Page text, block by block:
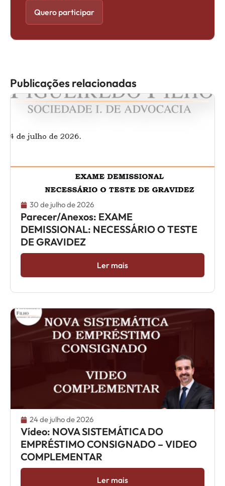
Quero participar
Publicações relacionadas
30 de julho de 2026
Parecer/Anexos: EXAME
DEMISSIONAL: NECESSÁRIO O TESTE
DE GRAVIDEZ
Ler mais
24 de julho de 2026
Vídeo: NOVA SISTEMÁTICA DO
EMPRÉSTIMO CONSIGNADO – VIDEO
COMPLEMENTAR
Ler mais